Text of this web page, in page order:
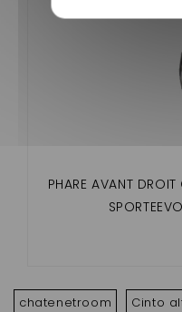
PHARE AVANT
chatenetroom Cinto